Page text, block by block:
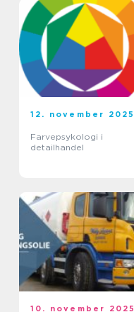
12. november 2025
Farvepsykologi i
detailhandel
10. november 2025